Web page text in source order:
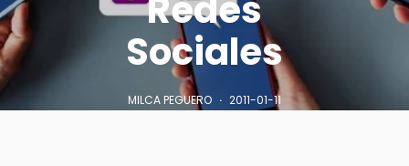
Sociales
MILCA PEGUERO 2011-01-11